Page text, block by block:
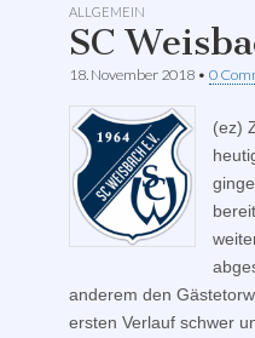
ALLGEMEIN
SC
18. November 2018 • 0
(ez)
anderem den
ersten Verlauf schwer